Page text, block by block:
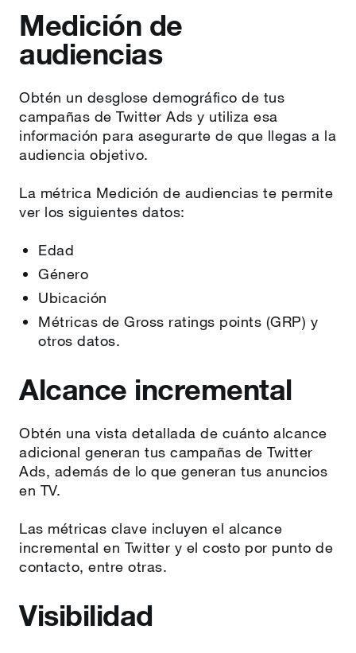
Medición de
audiencias
Obtén un desglose demográfico de tus
campañas de Twitter Ads y utiliza esa
información para asegurarte de que llegas a la
audiencia objetivo.
La métrica Medición de audiencias te permite
ver los siguientes datos:
Edad
Género
Ubicación
Métricas de Gross ratings points (GRP) y
otros datos.
Alcance incremental
Obtén una vista detallada de cuánto alcance
adicional generan tus campañas de Twitter
Ads, además de lo que generan tus anuncios
en TV.
Las métricas clave incluyen el alcance
incremental en Twitter y el costo por punto de
contacto, entre otras.
Visibilidad